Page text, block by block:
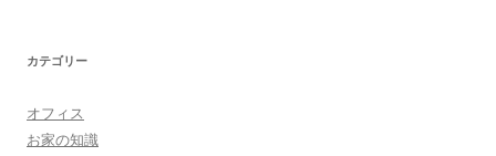
カテゴリー
オフィス
お家の知識